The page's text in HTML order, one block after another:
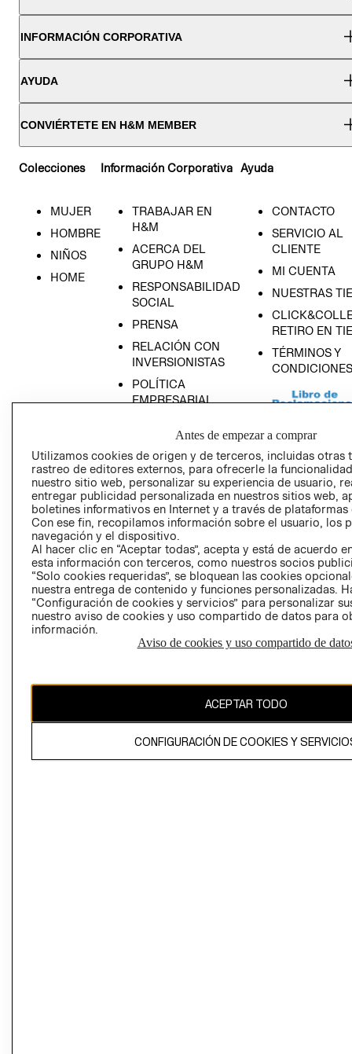
INFORMACIÓN CORPORATIVA
AYUDA
CONVIÉRTETE EN H&M MEMBER
Colecciones
MUJER
HOMBRE
NIÑOS
HOME
Información Corporativa
TRABAJAR EN
H&M
ACERCA DEL
GRUPO H&M
RESPONSABILIDAD
SOCIAL
PRENSA
RELACIÓN CON
INVERSIONISTAS
POLÍTICA
EMPRESARIAL
Ayuda
CONTACTO
SERVICIO AL
CLIENTE
MI CUENTA
NUESTRAS
RETIRO EN
TÉRMINOS Y
CONDICIONES
AVISO DE
PRIVACIDAD
GIFT CARD
El contenido de esta página web está protegido por copyright y es
Antes de empezar a comprar
Utilizamos cookies de origen y de terceros, incluidas otras
rastreo de editores externos, para ofrecerle la
nuestro sitio web, personalizar su experiencia de usuario,
entregar publicidad personalizada en nuestros sitios web,
boletines informativos en Internet y a través de plataformas
Con ese fin, recopilamos información sobre el usuario, los
navegación y el dispositivo.
Al hacer clic en “Aceptar todas”, acepta y está de acuerdo
esta información con terceros, como nuestros socios
“Solo cookies requeridas”, se bloquean las cookies
nuestra entrega de contenido y funciones personalizadas.
“Configuración de cookies y servicios” para personalizar
nuestro aviso de cookies y uso compartido de datos para
información.
Aviso de cookies y uso compartido de
ACEPTAR TODO
CONFIGURACIÓN DE COOKIES Y